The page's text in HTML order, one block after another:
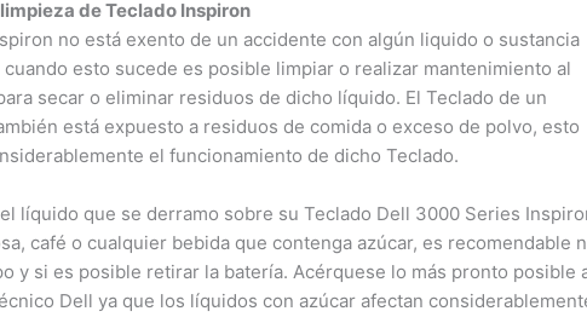
de Teclado Inspiron
no está exento de un accidente con algún liquido o sustancia
esto sucede es posible limpiar o realizar mantenimiento al
secar o eliminar residuos de dicho líquido. El Teclado de un
está expuesto a residuos de comida o exceso de polvo, esto
el funcionamiento de dicho Teclado.
líquido que se derramo sobre su Teclado Dell 3000 Series Inspiron
café o cualquier bebida que contenga azúcar, es recomendable no
y si es posible retirar la batería. Acérquese lo más pronto posible a
Dell ya que los líquidos con azúcar afectan considerablemente